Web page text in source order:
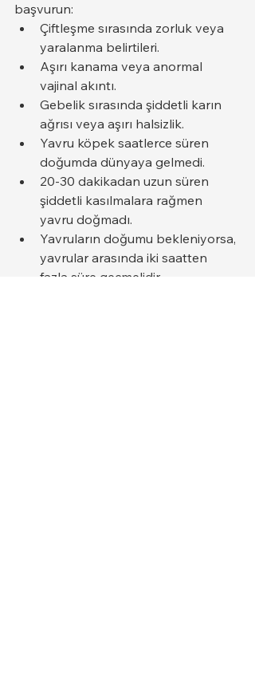
başvurun:
Çiftleşme sırasında zorluk veya
yaralanma belirtileri.
Aşırı kanama veya anormal
vajinal akıntı.
Gebelik sırasında şiddetli karın
ağrısı veya aşırı halsizlik.
Yavru köpek saatlerce süren
doğumda dünyaya gelmedi.
20-30 dakikadan uzun süren
şiddetli kasılmalara rağmen
yavru doğmadı.
Yavruların doğumu bekleniyorsa,
yavrular arasında iki saatten
fazla süre geçmelidir.